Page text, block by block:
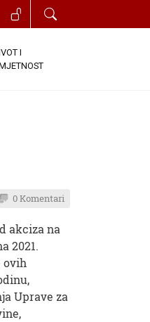
I
0 Komentari
akciza na
2021.
ovih
Uprave za